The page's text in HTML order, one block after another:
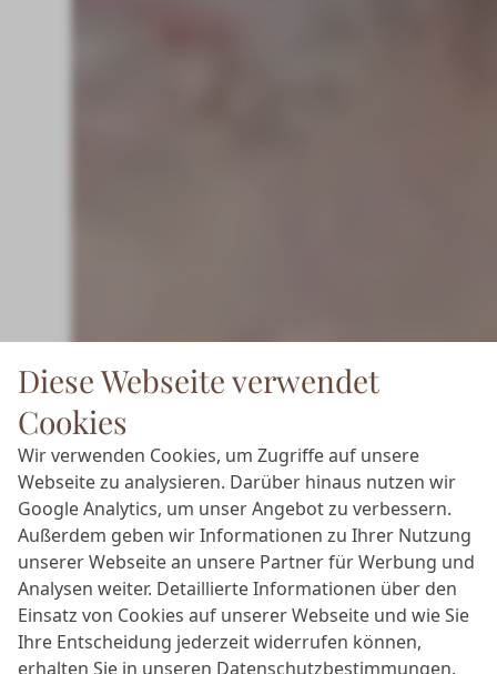
Diese Webseite verwendet
Cookies
Wir verwenden Cookies, um Zugriffe auf unsere
Webseite zu analysieren. Darüber hinaus nutzen wir
Google Analytics, um unser Angebot zu verbessern.
Außerdem geben wir Informationen zu Ihrer Nutzung
unserer Webseite an unsere Partner für Werbung und
Analysen weiter. Detaillierte Informationen über den
Einsatz von Cookies auf unserer Webseite und wie Sie
Ihre Entscheidung jederzeit widerrufen können,
erhalten Sie in unseren Datenschutzbestimmungen.